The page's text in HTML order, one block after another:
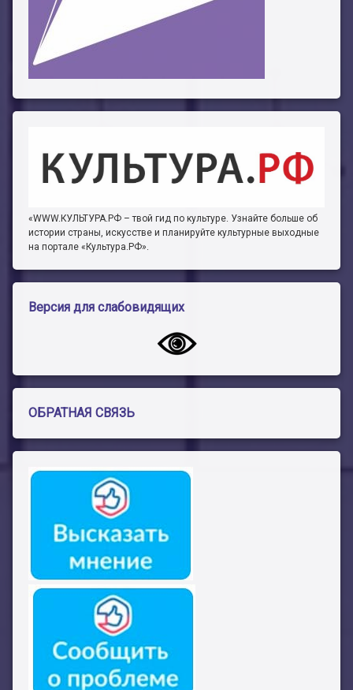
«WWW.КУЛЬТУРА.РФ – твой гид по культуре. Узнайте больше об
истории страны, искусстве и планируйте культурные выходные
на портале «Культура.РФ».
Версия для слабовидящих
ОБРАТНАЯ СВЯЗЬ